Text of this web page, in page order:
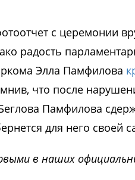
с церемонии
радость
Элла Памфилова
что после
Памфилова
для него своей
в наших